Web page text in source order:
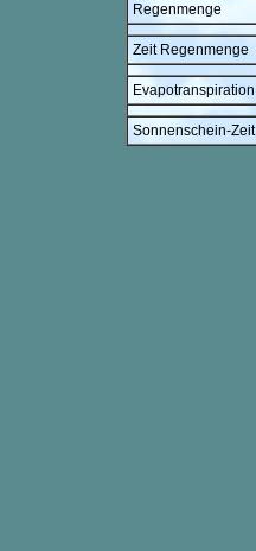
Regenmenge
Zeit Regenmenge
Evapotranspiration
Sonnenschein-Zeit